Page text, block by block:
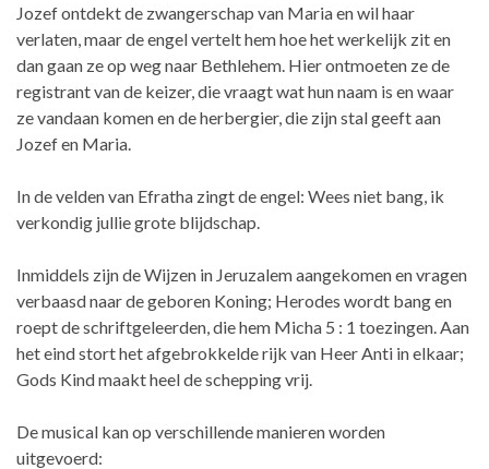
Jozef ontdekt de zwangerschap van Maria en wil haar
verlaten, maar de engel vertelt hem hoe het werkelijk zit en
dan gaan ze op weg naar Bethlehem. Hier ontmoeten ze de
registrant van de keizer, die vraagt wat hun naam is en waar
ze vandaan komen en de herbergier, die zijn stal geeft aan
Jozef en Maria.
In de velden van Efratha zingt de engel: Wees niet bang, ik
verkondig jullie grote blijdschap.
Inmiddels zijn de Wijzen in Jeruzalem aangekomen en vragen
verbaasd naar de geboren Koning; Herodes wordt bang en
roept de schriftgeleerden, die hem Micha 5 : 1 toezingen. Aan
het eind stort het afgebrokkelde rijk van Heer Anti in elkaar;
Gods Kind maakt heel de schepping vrij.
De musical kan op verschillende manieren worden
uitgevoerd: